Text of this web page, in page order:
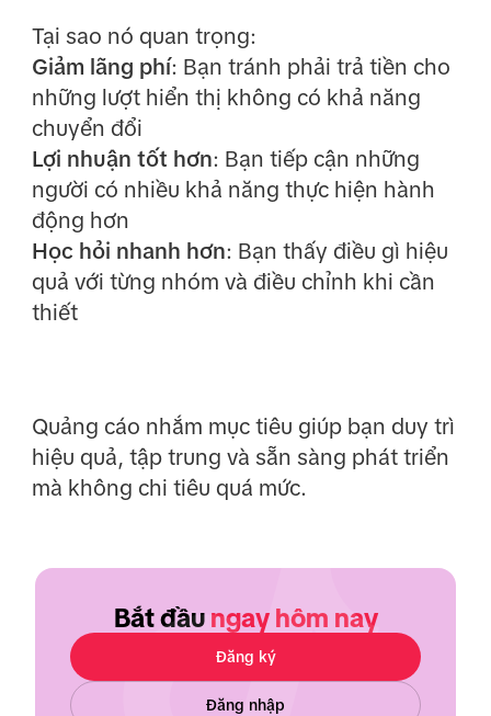
Tại sao nó quan trọng:
Giảm lãng phí: Bạn tránh phải trả tiền cho
những lượt hiển thị không có khả năng
chuyển đổi
Lợi nhuận tốt hơn: Bạn tiếp cận những
người có nhiều khả năng thực hiện hành
động hơn
Học hỏi nhanh hơn: Bạn thấy điều gì hiệu
quả với từng nhóm và điều chỉnh khi cần
thiết
Quảng cáo nhắm mục tiêu giúp bạn duy trì
hiệu quả, tập trung và sẵn sàng phát triển
mà không chi tiêu quá mức.
Bắt đầu ngay hôm nay
Đăng ký
Đăng nhập